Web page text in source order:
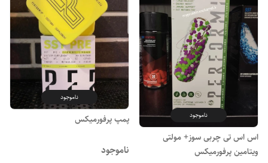
ناموجود
اس اس تی چربی سوز+ مولتی
ویتامین پرفورمیکس
ناموجود
پمپ پرفورمیکس
ناموجود